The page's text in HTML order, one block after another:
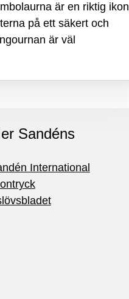
är en riktig ikon
på ett säkert och
är väl
Sandéns
International